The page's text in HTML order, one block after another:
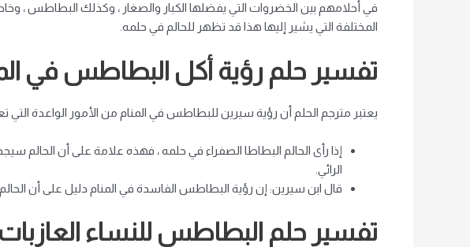
في أحلامهم بين الخضروات التي يفضلها الكبار والصغار ، وكذلك البطاطس ،
المختلفة التي يشير إليها هذا قد تظهر للحالم في حلمه.
تفسير حلم رؤية أكل البطاطس في
يعتبر مترجم الحلم أن رؤية سيرين للبطاطس في المنام من الأمور الواعدة
إذا رأى الحالم البطاطا الصفراء في حلمه ، فهذه علامة على أن
الرائي.
قال ابن سيرين: إن رؤية البطاطس الفاسدة في المنام دليل على أن
تفسير حلم البطاطس للنساء العازبات